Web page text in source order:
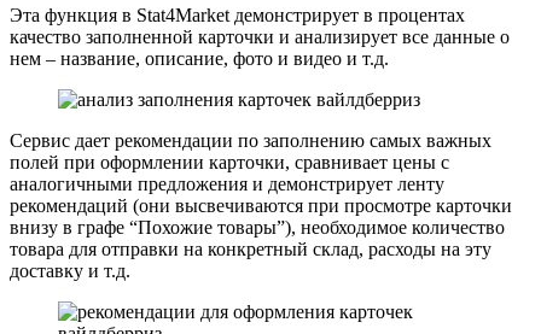
Эта функция в Stat4Market демонстрирует в процентах
качество заполненной карточки и анализирует все данные о
нем – название, описание, фото и видео и т.д.
Сервис дает рекомендации по заполнению самых важных
полей при оформлении карточки, сравнивает цены с
аналогичными предложения и демонстрирует ленту
рекомендаций (они высвечиваются при просмотре карточки
внизу в графе “Похожие товары”), необходимое количество
товара для отправки на конкретный склад, расходы на эту
доставку и т.д.